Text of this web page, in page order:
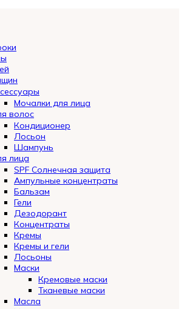
Мочалки для лица
волос
Кондиционер
Лосьон
Шампунь
лица
SPF Солнечная защита
Ампульные концентраты
Бальзам
Гели
Дезодорант
Концентраты
Кремы
Кремы и гели
Лосьоны
Маски
Кремовые маски
Тканевые маски
Масла